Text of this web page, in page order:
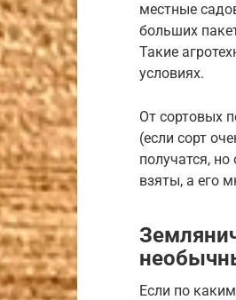
местные
больших
Такие
условиях.
От сортовых
(если сорт
получатся,
взяты, а его
Если по